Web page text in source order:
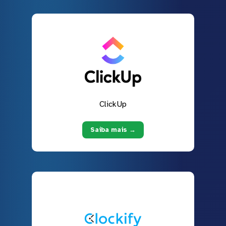
ClickUp
Saiba mais →